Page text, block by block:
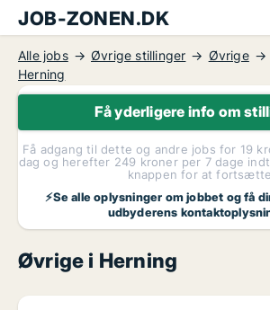
JOB-ZONEN.DK
Alle jobs Øvrige stillinger Øvrige
Herning
Få yderligere info om
Få adgang til dette og andre jobs for 19
dag og herefter 249 kroner per 7 dage
knappen for at
⚡Se alle oplysninger om jobbet og få
udbyderens
Øvrige i Herning